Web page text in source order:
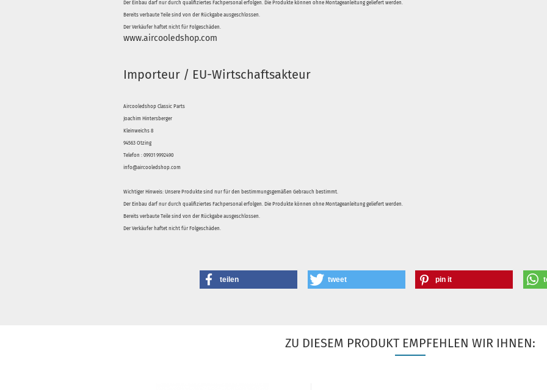
Der Einbau darf nur durch qualifiziertes Fachpersonal erfolgen. Die Produkte können ohne Montageanleitung geliefert werden.
Bereits verbaute Teile sind von der Rückgabe ausgeschlossen.
Der Verkäufer haftet nicht für Folgeschäden.
www.aircooledshop.com
Importeur / EU-Wirtschaftsakteur
Aircooledshop Classic Parts
Joachim Hintersberger
Kleinweichs 8
94563 Otzing
Telefon : 09931 9992490
info@aircooledshop.com
Wichtiger Hinweis: Unsere Produkte sind nur für den bestimmungsgemäßen Gebrauch bestimmt.
Der Einbau darf nur durch qualifiziertes Fachpersonal erfolgen. Die Produkte können ohne Montageanleitung geliefert werden.
Bereits verbaute Teile sind von der Rückgabe ausgeschlossen.
Der Verkäufer haftet nicht für Folgeschäden.
teilen tweet pin it
ZU DIESEM PRODUKT EMPFEHLEN WIR IHNEN: